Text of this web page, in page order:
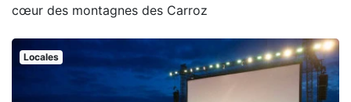
cœur des montagnes des Carroz
Locales